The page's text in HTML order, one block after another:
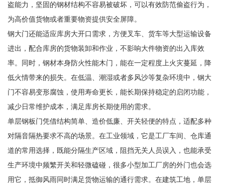
盗能力，坚固的钢材结构不容易被破坏，可以有效防范偷盗行为，
为高价值货物或者重要物资提供安全屏障。
钢大门还能适应库房大开口需求，方便叉车、货车等大型运输设备
进出，配合库房的货物装卸和作业，不影响大件物资的出入库效
率。同时，钢材本身防火性能木门，能在一定程度上火灾蔓延，降
低火情带来的损失。在低温、潮湿或者多风沙等复杂环境中，钢大
门不容易变形腐蚀，使用寿命更长，能长期保持稳定的启闭功能，
减少日常维护成本，满足库房长期使用的需求。
单层钢板门凭借结构简单、造价低廉、开关轻便的特点，适配多种
对隔音隔热要求不高的场景。在工业领域，它是工厂车间、仓库通
道的常用选择，既能分隔生产区域，阻挡无关人员误入，也能承受
生产环境中频繁开关和轻微磕碰，很多小型加工厂房的外门也会选
用它，抵御风雨同时满足货物运输的通行需求。在建筑工地，单层